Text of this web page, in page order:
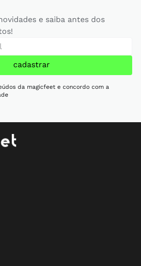
e saiba antes dos
cadastrar
da magicfeet e concordo com a